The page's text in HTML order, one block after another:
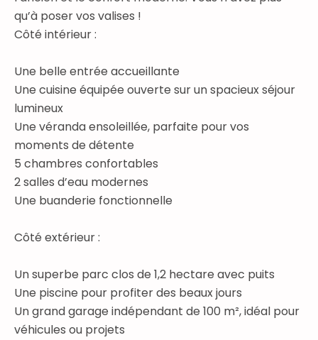
qu’à poser vos valises !
Côté intérieur :
Une belle entrée accueillante
Une cuisine équipée ouverte sur un spacieux séjour
lumineux
Une véranda ensoleillée, parfaite pour vos
moments de détente
5 chambres confortables
2 salles d’eau modernes
Une buanderie fonctionnelle
Côté extérieur :
Un superbe parc clos de 1,2 hectare avec puits
Une piscine pour profiter des beaux jours
Un grand garage indépendant de 100 m², idéal pour
véhicules ou projets